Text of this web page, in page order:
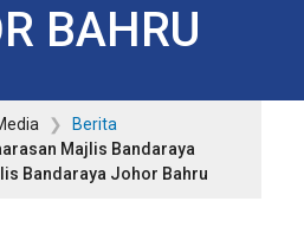
BAHRU
Berita
Majlis Bandaraya
Bandaraya Johor Bahru